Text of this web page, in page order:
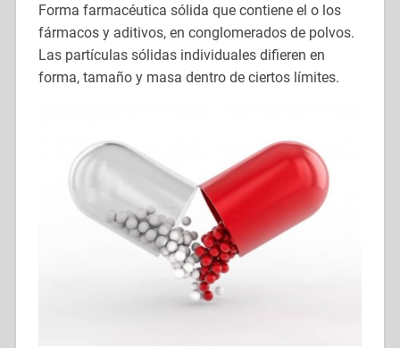
Forma farmacéutica sólida que contiene el o los
fármacos y aditivos, en conglomerados de polvos.
Las partículas sólidas individuales difieren en
forma, tamaño y masa dentro de ciertos límites.